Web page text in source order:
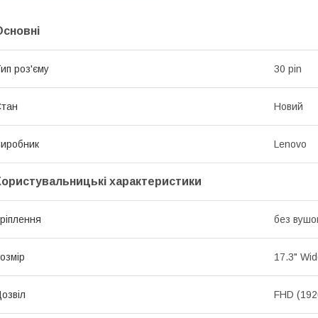
роз'єму 30 pin
Новий
Lenovo
характеристики
без
17.3"
FHD